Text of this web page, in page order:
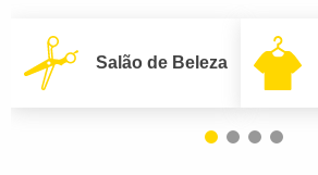
Salão de Beleza